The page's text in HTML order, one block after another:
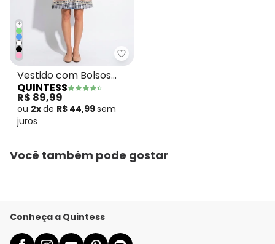
+
Quintess - Vestido com Bolsos
Vestido com Bolsos
Floral Étnico
QUINTESS
R$ 89,99
ou 2xde R$ 44,99sem
juros
Você também pode gostar
Conheça a Quintess